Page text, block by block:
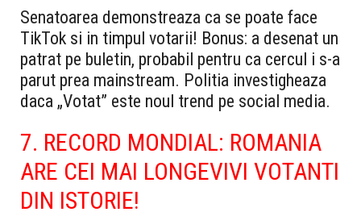
Senatoarea demonstreaza ca se poate face
TikTok si in timpul votarii! Bonus: a desenat un
patrat pe buletin, probabil pentru ca cercul i s-a
parut prea mainstream. Politia investigheaza
daca „Votat” este noul trend pe social media.
7. RECORD MONDIAL: ROMANIA
ARE CEI MAI LONGEVIVI VOTANTI
DIN ISTORIE!